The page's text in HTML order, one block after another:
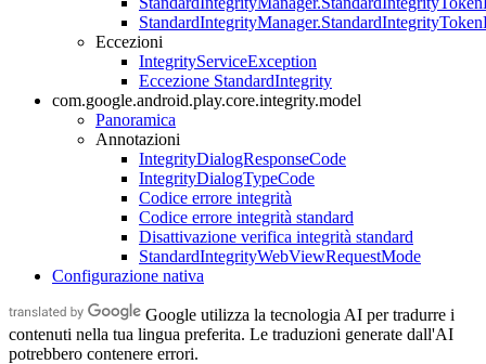
Eccezioni
IntegrityServiceException
Eccezione StandardIntegrity
com.google.android.play.core.integrity.model
Panoramica
Annotazioni
IntegrityDialogResponseCode
IntegrityDialogTypeCode
Codice errore integrità
Codice errore integrità standard
Disattivazione verifica integrità standard
StandardIntegrityWebViewRequestMode
Configurazione nativa
Google utilizza la tecnologia AI per tradurre i
contenuti nella tua lingua preferita. Le traduzioni generate dall'AI
potrebbero contenere errori.